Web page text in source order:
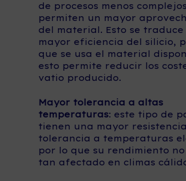
de procesos menos
permiten un mayor
del material. Esto se traduce
mayor eficiencia del silicio,
que se usa el material
esto permite reducir los
vatio producido.
Mayor tolerancia a altas
temperaturas: este tipo de
tienen una mayor
tolerancia a temperaturas
por lo que su rendimiento no
tan afectado en climas